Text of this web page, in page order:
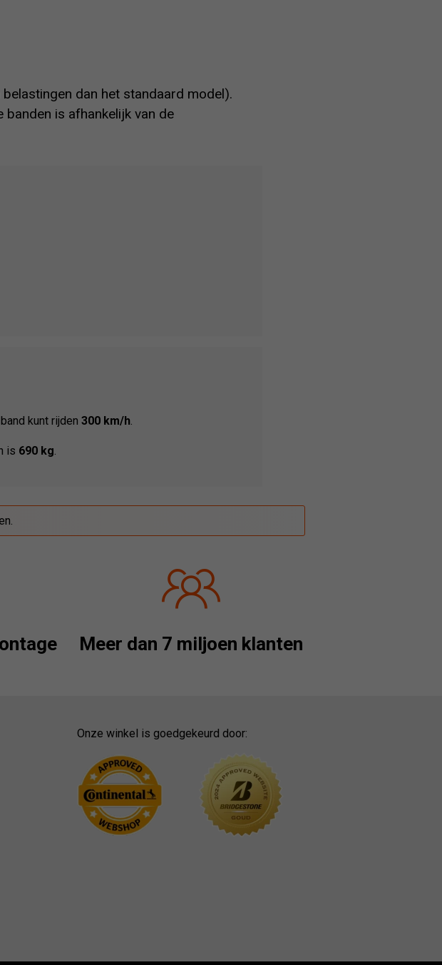
dan het standaard model).
is afhankelijk van de
kunt rijden 300 km/h.
is 690 kg.
Meer dan 7 miljoen klanten
Onze winkel is goedgekeurd door: